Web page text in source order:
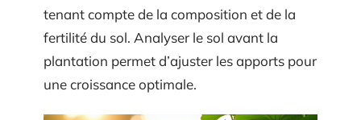
tenant compte de la composition et de la
fertilité du sol. Analyser le sol avant la
plantation permet d’ajuster les apports pour
une croissance optimale.